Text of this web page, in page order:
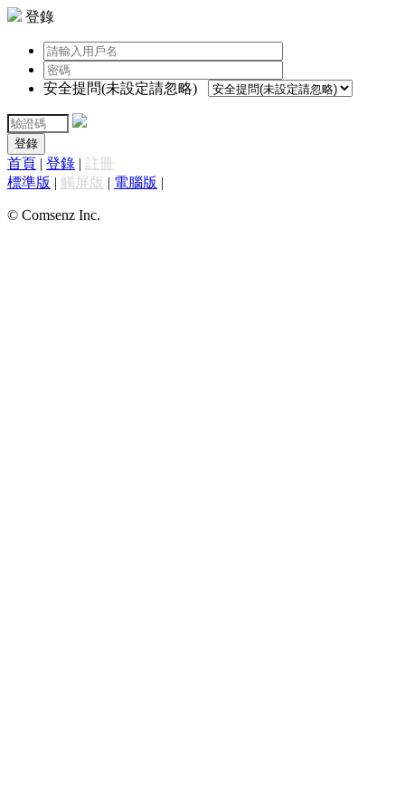
登錄
安全提問(未設定請忽略)
登錄
首頁 | 登錄 | 註冊
標準版 | 觸屏版 | 電腦版 |
© Comsenz Inc.